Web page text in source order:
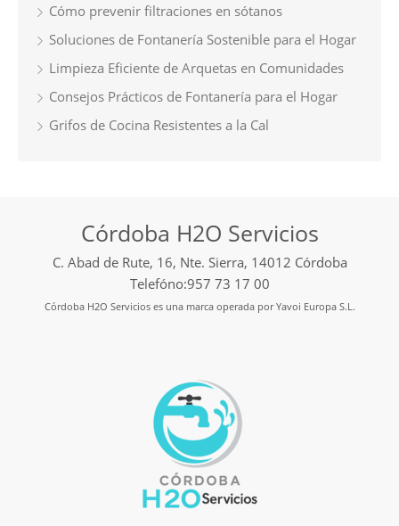
Cómo prevenir filtraciones en sótanos
Soluciones de Fontanería Sostenible para el Hogar
Limpieza Eficiente de Arquetas en Comunidades
Consejos Prácticos de Fontanería para el Hogar
Grifos de Cocina Resistentes a la Cal
Córdoba H2O Servicios
C. Abad de Rute, 16, Nte. Sierra, 14012 Córdoba
Telefóno:957 73 17 00
Córdoba H2O Servicios es una marca operada por Yavoi Europa S.L.